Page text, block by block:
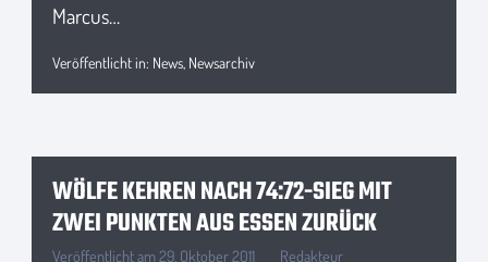
Marcus…
Veröffentlicht in: News, Newsarchiv
WÖLFE KEHREN NACH 74:72-SIEG MIT
ZWEI PUNKTEN AUS ESSEN ZURÜCK
Veröffentlicht am29. Oktober 2011 Redakteur